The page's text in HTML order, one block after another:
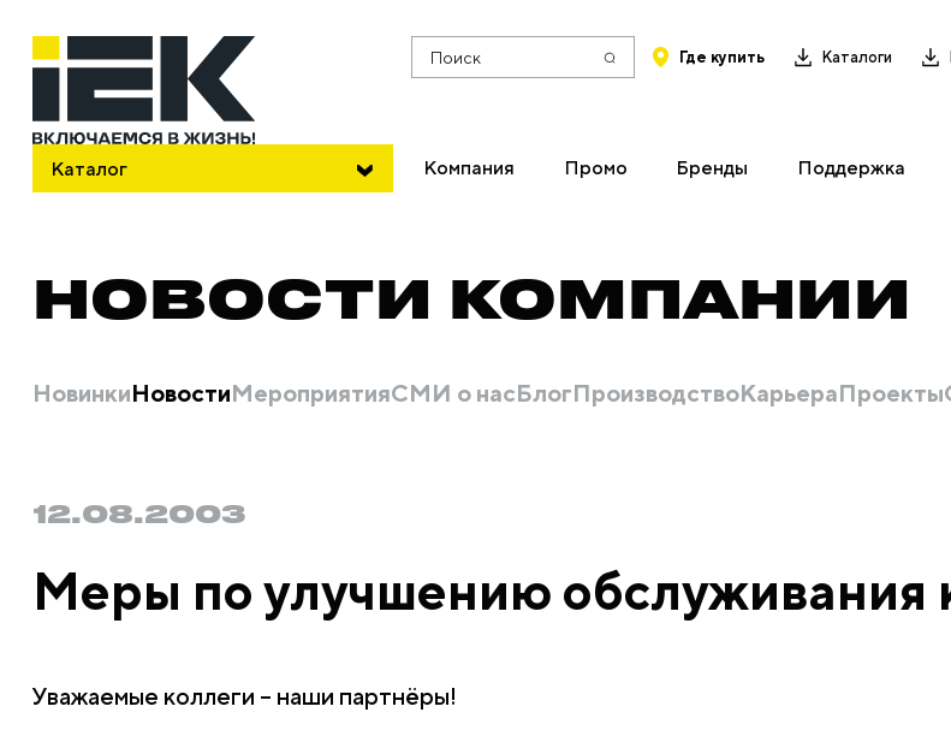
Каталог
Поиск Где купить Каталоги
Компания Промо Бренды Поддержка
НОВОСТИ КОМПАНИИ
НовинкиНовостиМероприятияСМИ о насБлогПроизводствоКарьераПроекты
12.08.2003
Меры по улучшению обслуживания
Уважаемые коллеги – наши партнёры!